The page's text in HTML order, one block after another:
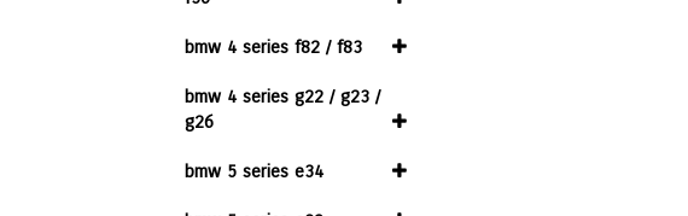
bmw 4 series f82 / f83
bmw 4 series g22 / g23 /
g26
bmw 5 series e34